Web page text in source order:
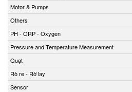
Motor & Pumps
Others
PH - ORP - Oxygen
Pressure and Temperature Measurement
Quạt
Rò re - Rờ lay
Sensor